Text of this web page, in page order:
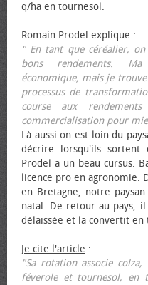
q/ha en tournesol.
Romain Prodel explique :
" En tant que céréalier,
bons rendements.
économique, mais je
processus de
course aux
commercialisation pour
Là aussi on est loin du
décrire lorsqu'ils sortent
Prodel a un beau cursus.
licence pro en agronomie.
en Bretagne, notre
natal. De retour au pays,
délaissée et la convertit
Je cite l'article :
"Sa rotation associe
féverole et tournesol, en